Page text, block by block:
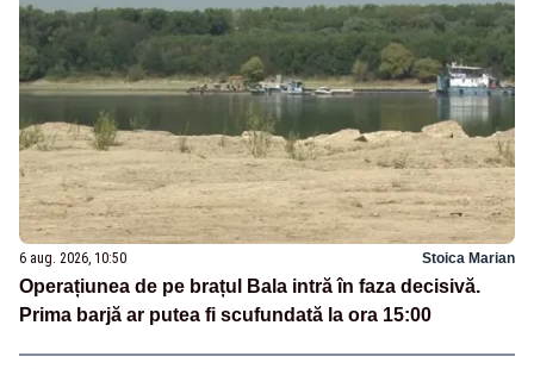
6 aug. 2026, 10:50 Stoica Marian
Operațiunea de pe brațul Bala intră în faza decisivă.
Prima barjă ar putea fi scufundată la ora 15:00